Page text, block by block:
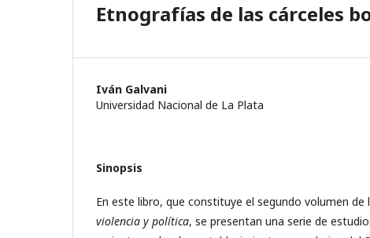
Etnografías de las cárceles
Iván Galvani
Universidad Nacional de La Plata
Sinopsis
En este libro, que constituye el segundo volumen de
violencia y política, se presentan una serie de